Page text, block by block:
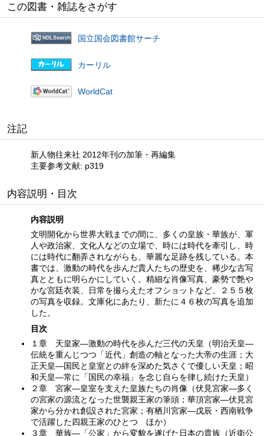
この図書・雑誌をさがす
国立国会図書館サーチ
カーリル
WorldCat
注記
新人物往来社 2012年刊の加筆・再編集
主要参考文献: p319
内容説明・目次
内容説明
文明開化から世界大戦までの間に、多くの皇族・華族が、軍
人や政治家、文化人などの立場で、時には時代を牽引し、時
には時代に翻弄されながらも、華麗な足跡を残している。本
書では、激動の時代を歩んだ貴人たちの歴史を、稀少な古写
真とともに明らかにしていく。精細な肖像写真、豪勢で艶や
かな宮廷衣装、日常を撮らえたオフショットなど、２５５枚
の写真を収録。文庫化にあたり、新たに４６枚の写真を追加
した。
目次
１章 天皇家—激動の時代を歩んだ三代の天皇（明治天皇—
伝統を重んじつつ「近代」創造の軸となった大帝の生涯；大
正天皇—国民と皇室との絆を深めた気さくで優しい天皇；昭
和天皇—常に「国民の幸福」を念じ自らを律し続けた天皇）
２章 宮家—皇室を支えた皇族たちの肖像（伏見宮家—多く
の宮家の源流となった世襲親王家の筆頭；華頂宮家—伏見宮
家から分かれ創設された宮家；有栖川宮家—戊辰・西南戦争
で活躍した四親王家のひとつ ほか）
３章 華族—「公家」から変貌を遂げた日本の貴族（近衛公